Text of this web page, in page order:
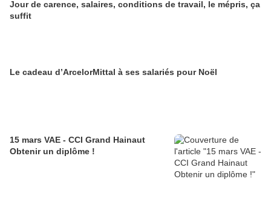
Jour de carence, salaires, conditions de travail, le mépris, ça
suffit
Le cadeau d’ArcelorMittal à ses salariés pour Noël
15 mars VAE - CCI Grand Hainaut
Obtenir un diplôme !